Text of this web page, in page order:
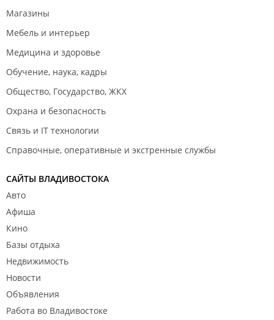
Магазины
Мебель и интерьер
Медицина и здоровье
Обучение, наука, кадры
Общество, Государство, ЖКХ
Охрана и безопасность
Связь и IT технологии
Справочные, оперативные и экстренные службы
САЙТЫ ВЛАДИВОСТОКА
Авто
Афиша
Кино
Базы отдыха
Недвижимость
Новости
Объявления
Работа во Владивостоке